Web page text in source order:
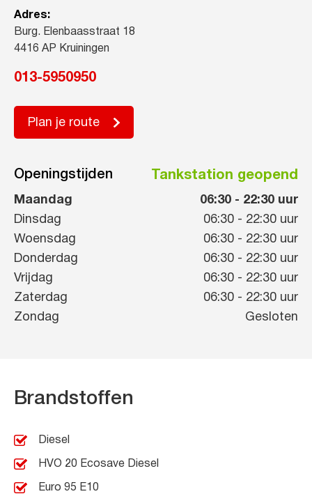
Adres:
Burg. Elenbaasstraat 18
4416 AP Kruiningen
013-5950950
Plan je route
Openingstijden Tankstation geopend
Maandag 06:30 - 22:30 uur
Dinsdag
06:30 - 22:30 uur
Woensdag
06:30 - 22:30 uur
Donderdag
06:30 - 22:30 uur
Vrijdag
06:30 - 22:30 uur
Zaterdag
06:30 - 22:30 uur
Zondag
Gesloten
Brandstoffen
Diesel
HVO 20 Ecosave Diesel
Euro 95 E10